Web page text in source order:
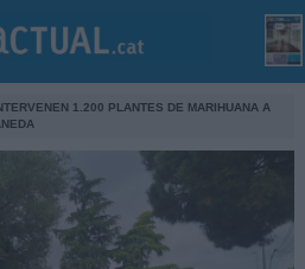
1.200 PLANTES DE MARIHUANA A